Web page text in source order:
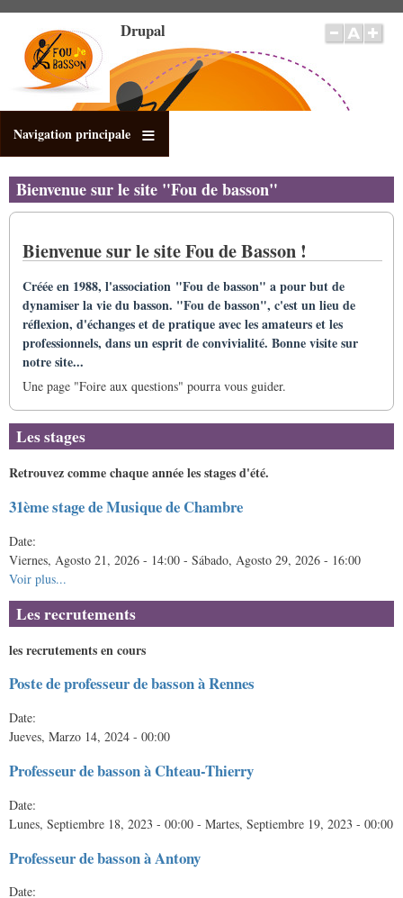
contenido
principal
Drupal
Navigation principale
Bienvenue sur le site "Fou de basson"
Bienvenue sur le site Fou de Basson !
Créée en 1988, l'association "Fou de basson" a pour but de
dynamiser la vie du basson. "Fou de basson", c'est un lieu de
réflexion, d'échanges et de pratique avec les amateurs et les
professionnels, dans un esprit de convivialité. Bonne visite sur
notre site...
Une page "Foire aux questions" pourra vous guider.
Les stages
Retrouvez comme chaque année les stages d'été.
31ème stage de Musique de Chambre
Date:
Viernes, Agosto 21, 2026 - 14:00 - Sábado, Agosto 29, 2026 - 16:00
Voir plus...
Les recrutements
les recrutements en cours
Poste de professeur de basson à Rennes
Date:
Jueves, Marzo 14, 2024 - 00:00
Professeur de basson à Chteau-Thierry
Date:
Lunes, Septiembre 18, 2023 - 00:00 - Martes, Septiembre 19, 2023 - 00:00
Professeur de basson à Antony
Date: